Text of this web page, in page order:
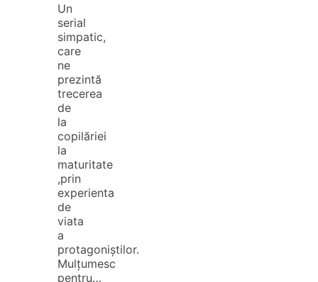
Un
serial
simpatic,
care
ne
prezintă
trecerea
de
la
copilăriei
la
maturitate
,prin
experienta
de
viata
a
protagoniștilor.
Mulțumesc
pentru…